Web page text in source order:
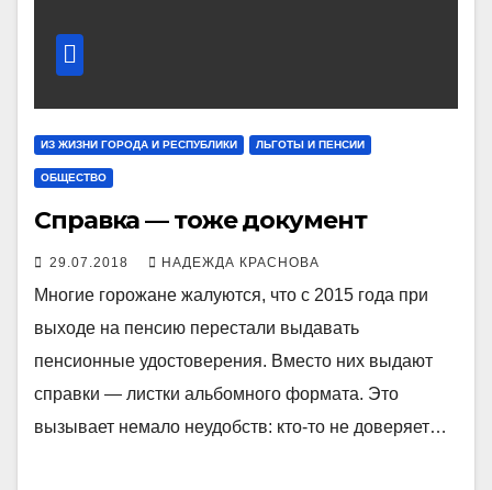
ИЗ ЖИЗНИ ГОРОДА И РЕСПУБЛИКИ ЛЬГОТЫ И ПЕНСИИ
ОБЩЕСТВО
Справка — тоже документ
29.07.2018 НАДЕЖДА КРАСНОВА
Многие горожане жалуются, что с 2015 года при
выходе на пенсию перестали выдавать
пенсионные удостоверения. Вместо них выдают
справки — листки альбомного формата. Это
вызывает немало неудобств: кто-то не доверяет…